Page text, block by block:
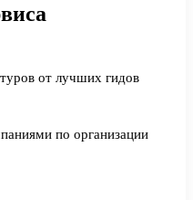
от лучших гидов
по организации